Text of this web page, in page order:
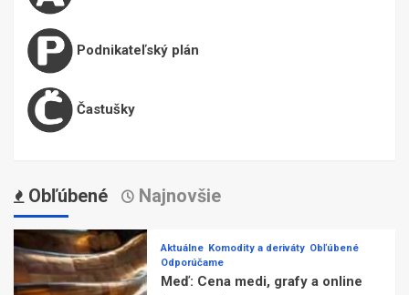
Podnikateľský plán
Častušky
Obľúbené Najnovšie
Aktuálne Komodity a deriváty Obľúbené
Odporúčame
Meď: Cena medi, grafy a online